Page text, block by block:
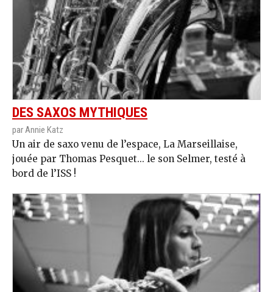
DES SAXOS MYTHIQUES
par Annie Katz
Un air de saxo venu de l’espace, La Marseillaise,
jouée par Thomas Pesquet... le son Selmer, testé à
bord de l’ISS !